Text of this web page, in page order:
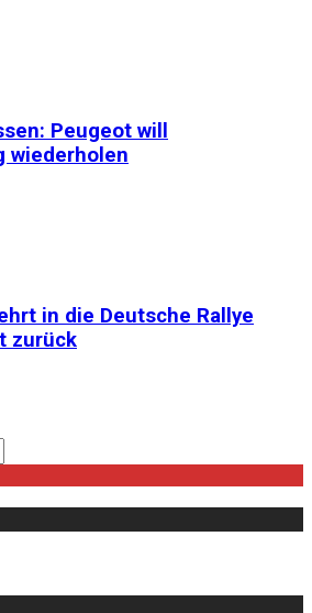
Peugeot will
wiederholen
in die Deutsche Rallye
zurück